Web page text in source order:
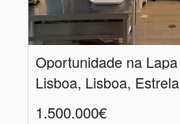
Oportunidade na Lapa
Lisboa, Lisboa, Estrela
1.500.000€